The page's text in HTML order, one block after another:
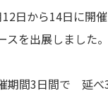
日から14日に開
スを出展しました。
期間3日間で 延べ